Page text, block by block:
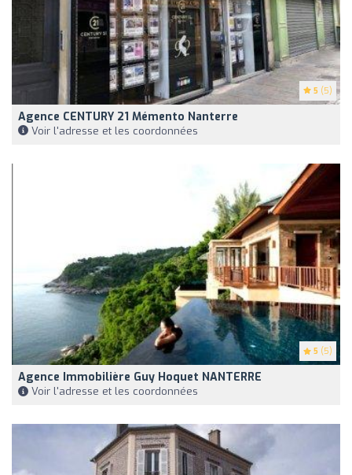
5 (5)
Agence CENTURY 21 Mémento Nanterre
Voir l'adresse et les coordonnées
5 (5)
Agence Immobilière Guy Hoquet NANTERRE
Voir l'adresse et les coordonnées